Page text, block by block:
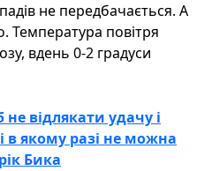
не передбачається. А
Температура повітря
вдень 0-2 градуси
відлякати удачу і
в якому разі не можна
Бика